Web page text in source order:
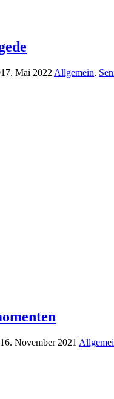
17. Mai 2022|Allgemein,
16. November 2021 |